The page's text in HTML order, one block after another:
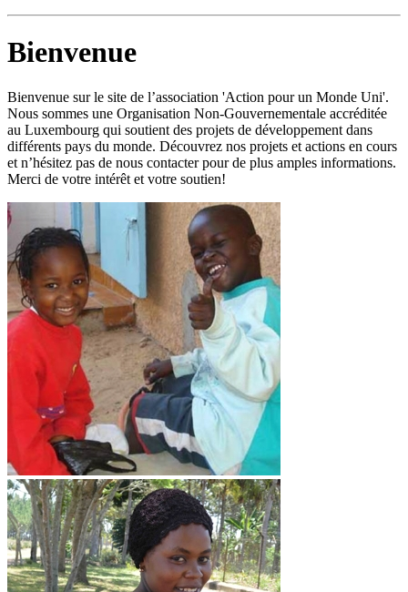
Bienvenue
Bienvenue sur le site de l’association 'Action pour un Monde Uni'.
Nous sommes une Organisation Non-Gouvernementale accréditée
au Luxembourg qui soutient des projets de développement dans
différents pays du monde. Découvrez nos projets et actions en cours
et n’hésitez pas de nous contacter pour de plus amples informations.
Merci de votre intérêt et votre soutien!